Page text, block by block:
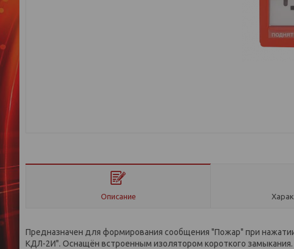
Описание
Предназначен для формирования сообщения "Пожар" при
КДЛ-2И". Оснащён встроенным изолятором короткого замыкания.